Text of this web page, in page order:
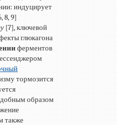
индуцирует
8, 9]
[7], ключевой
глюкагона
ферментов
тормозится
образом
также